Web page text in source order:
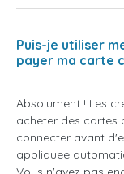
Puis-je utiliser
payer ma carte
Absolument ! Les
acheter des cartes
connecter avant
appliquee